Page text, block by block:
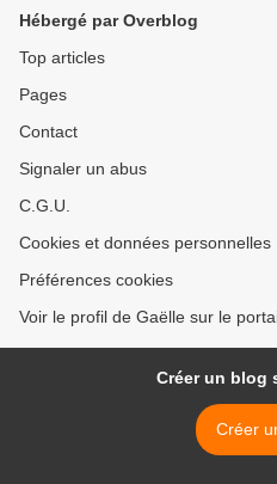
Hébergé par Overblog
Top articles
Pages
Contact
Signaler un abus
C.G.U.
Cookies et données personnelles
Préférences cookies
Voir le profil de Gaëlle sur le
Créer un blog
Créer